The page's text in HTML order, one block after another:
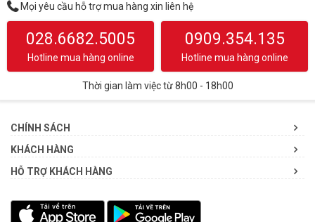
Mọi yêu cầu hỗ trợ mua hàng xin liên hệ
028.6682.5005
Hotline mua hàng online
0909.354.135
Hotline mua hàng online
Thời gian làm việc từ 8h00 - 18h00
CHÍNH SÁCH
KHÁCH HÀNG
HỖ TRỢ KHÁCH HÀNG